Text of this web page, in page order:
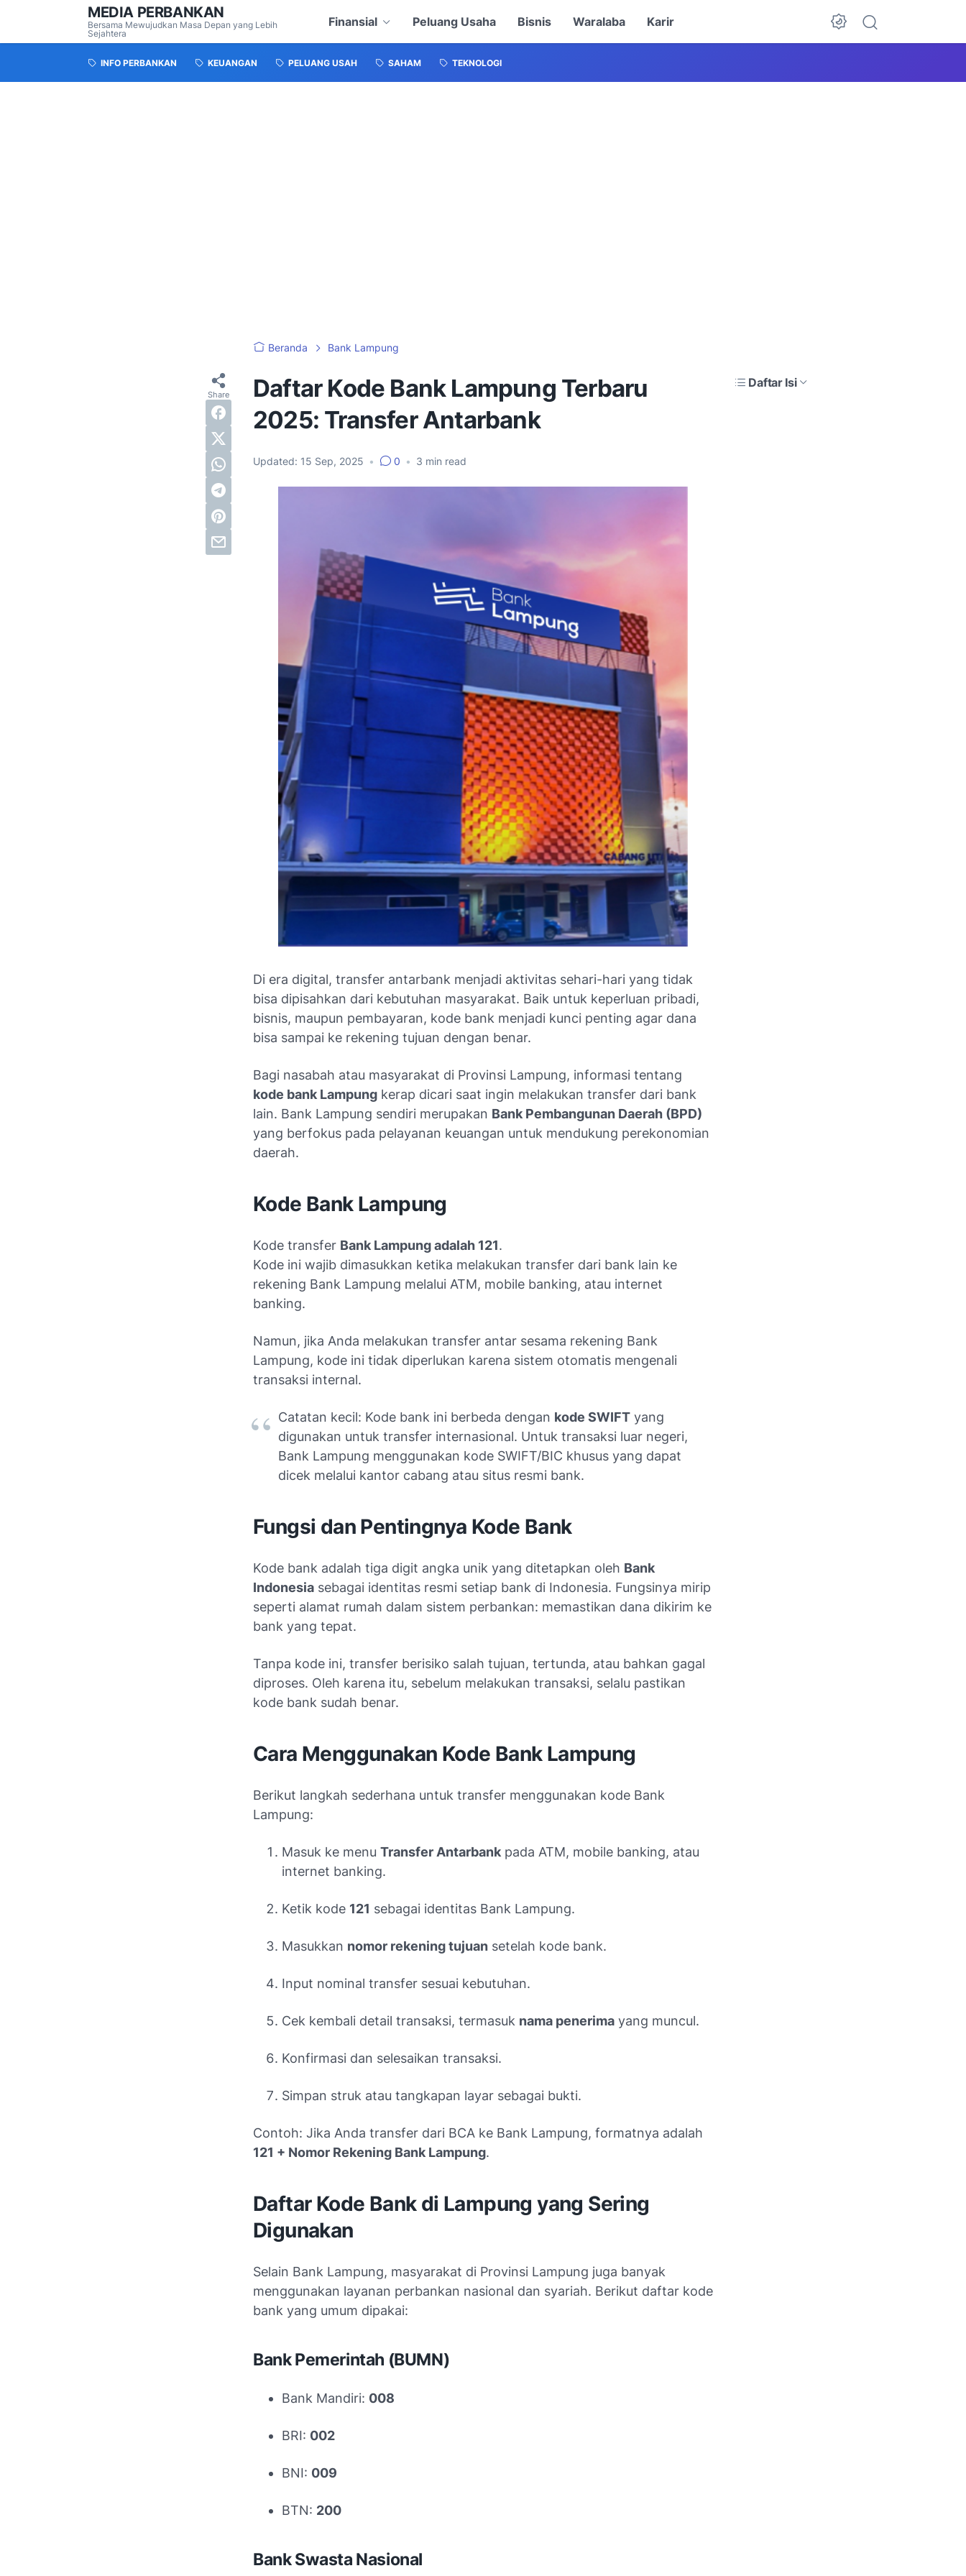
MEDIA PERBANKAN
Bersama Mewujudkan Masa Depan yang Lebih
Sejahtera
Finansial Peluang Usaha Bisnis Waralaba Karir
INFO PERBANKAN KEUANGAN PELUANG USAH SAHAM TEKNOLOGI
Beranda Bank Lampung
Daftar Kode Bank Lampung Terbaru
2025: Transfer Antarbank
Updated: 15 Sep, 2025 • 0 • 3 min read
Daftar Isi
Di era digital, transfer antarbank menjadi aktivitas sehari-hari yang tidak
bisa dipisahkan dari kebutuhan masyarakat. Baik untuk keperluan pribadi,
bisnis, maupun pembayaran, kode bank menjadi kunci penting agar dana
bisa sampai ke rekening tujuan dengan benar.
Bagi nasabah atau masyarakat di Provinsi Lampung, informasi tentang
kode bank Lampung kerap dicari saat ingin melakukan transfer dari bank
lain. Bank Lampung sendiri merupakan Bank Pembangunan Daerah (BPD)
yang berfokus pada pelayanan keuangan untuk mendukung perekonomian
daerah.
Kode Bank Lampung
Kode transfer Bank Lampung adalah 121.
Kode ini wajib dimasukkan ketika melakukan transfer dari bank lain ke
rekening Bank Lampung melalui ATM, mobile banking, atau internet
banking.
Namun, jika Anda melakukan transfer antar sesama rekening Bank
Lampung, kode ini tidak diperlukan karena sistem otomatis mengenali
transaksi internal.
Catatan kecil: Kode bank ini berbeda dengan kode SWIFT yang
digunakan untuk transfer internasional. Untuk transaksi luar negeri,
Bank Lampung menggunakan kode SWIFT/BIC khusus yang dapat
dicek melalui kantor cabang atau situs resmi bank.
Fungsi dan Pentingnya Kode Bank
Kode bank adalah tiga digit angka unik yang ditetapkan oleh Bank
Indonesia sebagai identitas resmi setiap bank di Indonesia. Fungsinya mirip
seperti alamat rumah dalam sistem perbankan: memastikan dana dikirim ke
bank yang tepat.
Tanpa kode ini, transfer berisiko salah tujuan, tertunda, atau bahkan gagal
diproses. Oleh karena itu, sebelum melakukan transaksi, selalu pastikan
kode bank sudah benar.
Cara Menggunakan Kode Bank Lampung
Berikut langkah sederhana untuk transfer menggunakan kode Bank
Lampung:
Masuk ke menu Transfer Antarbank pada ATM, mobile banking, atau
internet banking.
Ketik kode 121 sebagai identitas Bank Lampung.
Masukkan nomor rekening tujuan setelah kode bank.
Input nominal transfer sesuai kebutuhan.
Cek kembali detail transaksi, termasuk nama penerima yang muncul.
Konfirmasi dan selesaikan transaksi.
Simpan struk atau tangkapan layar sebagai bukti.
Contoh: Jika Anda transfer dari BCA ke Bank Lampung, formatnya adalah
121 + Nomor Rekening Bank Lampung.
Daftar Kode Bank di Lampung yang Sering
Digunakan
Selain Bank Lampung, masyarakat di Provinsi Lampung juga banyak
menggunakan layanan perbankan nasional dan syariah. Berikut daftar kode
bank yang umum dipakai:
Bank Pemerintah (BUMN)
Bank Mandiri: 008
BRI: 002
BNI: 009
BTN: 200
Bank Swasta Nasional